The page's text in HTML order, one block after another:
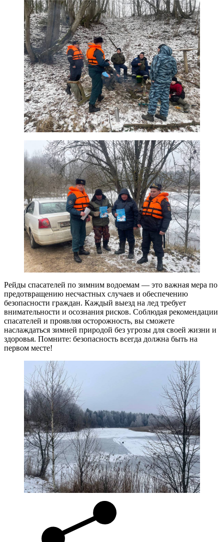
Рейды спасателей по зимним водоемам — это важная мера по
предотвращению несчастных случаев и обеспечению
безопасности граждан. Каждый выезд на лед требует
внимательности и осознания рисков. Соблюдая рекомендации
спасателей и проявляя осторожность, вы сможете
наслаждаться зимней природой без угрозы для своей жизни и
здоровья. Помните: безопасность всегда должна быть на
первом месте!